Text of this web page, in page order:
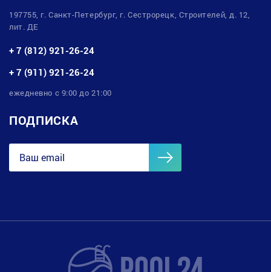
197755, г. Санкт-Петербург, г. Сестрорецк, Строителей, д. 12,
лит. ДЕ
+ 7 (812) 921-26-24
+ 7 (911) 921-26-24
ежедневно с 9:00 до 21:00
ПОДПИСКА